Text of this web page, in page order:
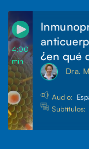
4:00
min
¿en qué
Dra.
Audio:
Subtítulos: